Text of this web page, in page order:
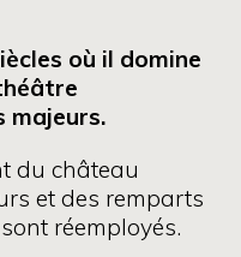
où il domine
majeurs.
du château
et des remparts
réemployés.